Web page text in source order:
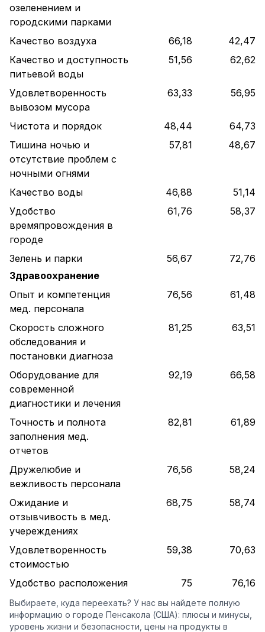
озеленением и
городскими парками
Качество воздуха 66,18
42,47
Качество и доступность
питьевой воды
51,56 62,62
Удовлетворенность
вывозом мусора
63,33 56,95
Чистота и порядок 48,44
64,73
Тишина ночью и
отсутствие проблем с
ночными огнями
57,81 48,67
Качество воды 46,88
51,14
Удобство
времяпровождения в
городе
61,76 58,37
Зелень и парки 56,67
72,76
Здравоохранение
Опыт и компетенция
мед. персонала
76,56 61,48
Скорость сложного
обследования и
постановки диагноза
81,25 63,51
Оборудование для
современной
диагностики и лечения
92,19 66,58
Точность и полнота
заполнения мед.
отчетов
82,81 61,89
Дружелюбие и
вежливость персонала
76,56 58,24
Ожидание и
отзывчивость в мед.
учереждениях
68,75 58,74
Удовлетворенность
стоимостью
59,38 70,63
Удобство расположения 75 76,16
Выбираете, куда переехать? У нас вы найдете полную
информацию о городе Пенсакола (США): плюсы и минусы,
уровень жизни и безопасности, цены на продукты в